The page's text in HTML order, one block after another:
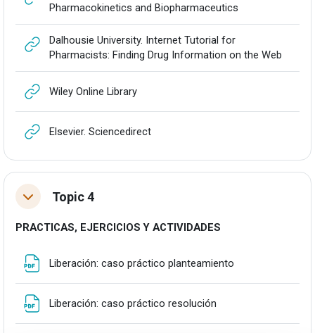
Pharmacokinetics and Biopharmaceutics
Dalhousie University. Internet Tutorial for
Pharmacists: Finding Drug Information on the Web
Wiley Online LibraryURLa
Elsevier. SciencedirectURLa
TolestuTopic 4
PRACTICAS, EJERCICIOS Y ACTIVIDADES
Liberación: caso práctico planteamiento
Liberación: caso práctico resolución